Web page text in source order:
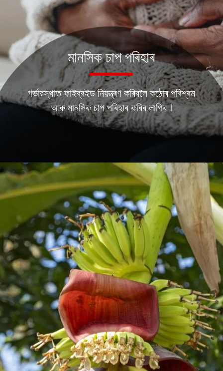
গৰ্ভাৱস্থাত ফাইব্ৰইড নিয়ন্ত্ৰণ কৰিবলৈ কঠোৰ পৰিশ্ৰম
আৰু মানসিক চাপ পৰিহাৰ কৰিব লাগিব ।
মানসিক চাপ পৰিহাৰ